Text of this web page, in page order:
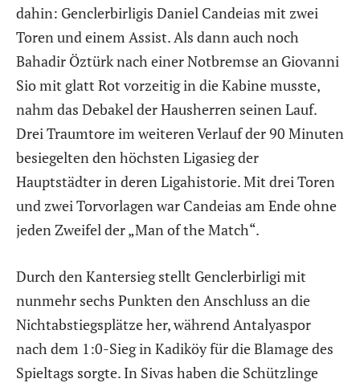
dahin: Genclerbirligis Daniel Candeias mit zwei
Toren und einem Assist. Als dann auch noch
Bahadir Öztürk nach einer Notbremse an Giovanni
Sio mit glatt Rot vorzeitig in die Kabine musste,
nahm das Debakel der Hausherren seinen Lauf.
Drei Traumtore im weiteren Verlauf der 90 Minuten
besiegelten den höchsten Ligasieg der
Hauptstädter in deren Ligahistorie. Mit drei Toren
und zwei Torvorlagen war Candeias am Ende ohne
jeden Zweifel der „Man of the Match“.
Durch den Kantersieg stellt Genclerbirligi mit
nunmehr sechs Punkten den Anschluss an die
Nichtabstiegsplätze her, während Antalyaspor
nach dem 1:0-Sieg in Kadiköy für die Blamage des
Spieltags sorgte. In Sivas haben die Schützlinge